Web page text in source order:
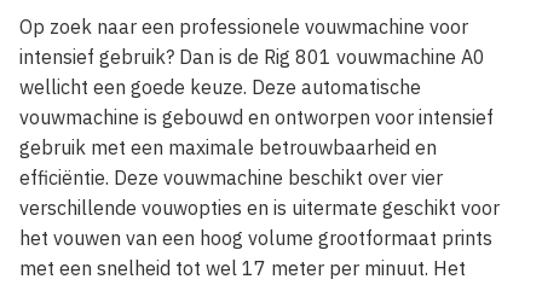
Op zoek naar een professionele vouwmachine voor
intensief gebruik? Dan is de Rig 801 vouwmachine A0
wellicht een goede keuze. Deze automatische
vouwmachine is gebouwd en ontworpen voor intensief
gebruik met een maximale betrouwbaarheid en
efficiëntie. Deze vouwmachine beschikt over vier
verschillende vouwopties en is uitermate geschikt voor
het vouwen van een hoog volume grootformaat prints
met een snelheid tot wel 17 meter per minuut. Het